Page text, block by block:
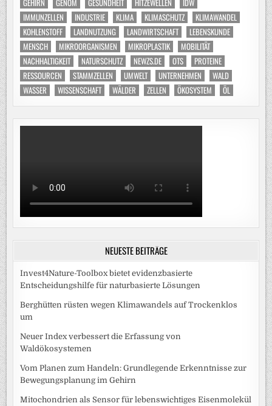
IMMUNZELLEN
INDUSTRIE KLIMA KLIMASCHUTZ
KLIMAWANDEL
KOHLENSTOFF
LANDNUTZUNG LANDWIRTSCHAFT
LEBENSKUNDE
MENSCH
MIKROORGANISMEN MIKROPLASTIK
MOBILITÄT
NACHHALTIGKEIT
NATURSCHUTZ NEWZS.DE OTS
PROTEINE
RESSOURCEN
STAMMZELLEN UMWELT UNTERNEHMEN
WALD
WASSER
WISSENSCHAFT WÄLDER ZELLEN ÖKOSYSTEM ÖL
NEUESTE BEITRÄGE
Invest4Nature-Toolbox bietet evidenzbasierte
Entscheidungshilfe für naturbasierte Lösungen
Berghütten rüsten wegen Klimawandels auf Trockenklos
um
Neuer Index verbessert die Erfassung von
Waldökosystemen
Vom Planen zum Handeln: Grundlegende Erkenntnisse zur
Bewegungsplanung im Gehirn
Mitochondrien als Sensor für lebenswichtiges Eisenmolekül